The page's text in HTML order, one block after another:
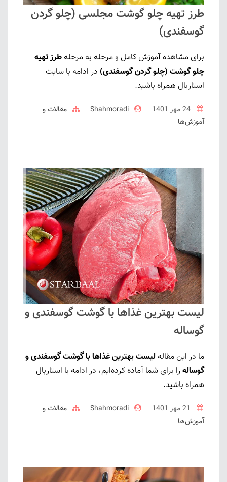
طرز تهیه چلو گوشت مجلسی (چلو گردن
گوسفندی)
برای مشاهده آموزش کامل و مرحله به مرحله طرز تهیه
چلو گوشت (چلو گردن گوسفندی) در ادامه با سایت
استاربال همراه باشید.
Shahmoradi
مقالات و
آموزش‌ها
لیست بهترین غذاها با گوشت گوسفندی و
گوساله
ما در این مقاله لیست بهترین غذاها با گوشت گوسفندی و
گوسالهرا برای شما آماده کرده‌ایم، در ادامه با استاربال
همراه باشید.
Shahmoradi
مقالات و
آموزش‌ها